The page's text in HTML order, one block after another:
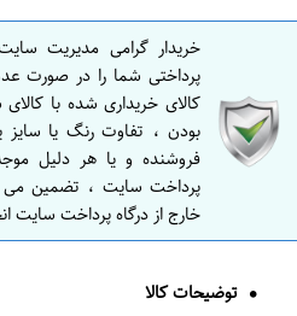
خریدار گرامی مدیریت
پرداختی شما را در صورت
کالای خریداری شده با
بودن ، تفاوت رنگ یا
فروشنده و یا هر دلیل
پرداخت سایت ، تضمین می
خارج از درگاه پرداخت سایت
توضیحات کالا